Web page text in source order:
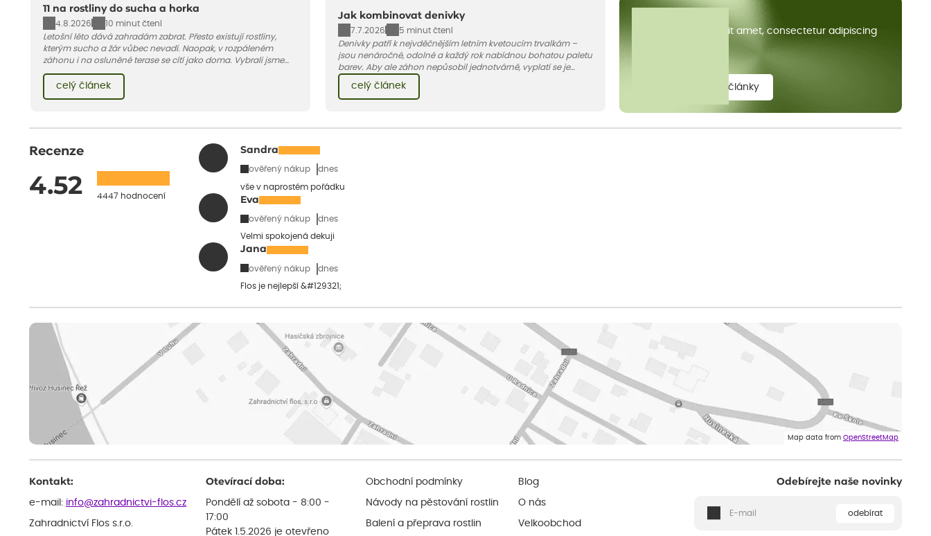
11 na rostliny do sucha a horka
4.8.2026
10 minut čtení
Letošní léto dává zahradám zabrat. Přesto existují rostliny,
kterým sucho a žár vůbec nevadí. Naopak, v rozpáleném
záhonu i na osluněné terase se cítí jako doma. Vybrali jsme
pro vás 11 tipů na odolné druhy, které zvládnou horké a suché
léto bez pravidelné zálivky. Pojďme se podívat, které to jsou.
celý článek
Jak kombinovat denivky
7.7.2026
5 minut čtení
Denivky patří k nejvděčnějším letním kvetoucím trvalkám –
jsou nenáročné, odolné a každý rok nabídnou bohatou paletu
barev. Aby ale záhon nepůsobil jednotvárně, vyplatí se je
doplnit vhodnými sousedy. V dnešním článku vám ukážeme, s
jakými trvalkami a travinami denivky nejlépe ladí.
celý článek
Lorem ipsum dolor sit amet, consectetur adipiscing
zobrazit všechny články
Recenze
4.52 4447 hodnocení
Sandra
ověřený nákup dnes
vše v naprostém pořádku
Eva
ověřený nákup dnes
Velmi spokojená dekuji
Jana
ověřený nákup dnes
Flos je nejlepší &#129321;
Map data from OpenStreetMap
Kontakt:
e-mail: info@zahradnictvi-flos.cz
Zahradnictví Flos s.r.o.
Otevírací doba:
Pondělí až sobota - 8:00 -
17:00
Pátek 1.5.2026 je otevřeno
Obchodní podmínky
Návody na pěstování rostlin
Balení a přeprava rostlin
Blog
O nás
Velkoobchod
Odebírejte naše novinky
odebírat